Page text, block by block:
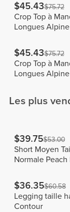
$45.43$75.72
Crop Top à
Longues Alpine
$45.43$75.72
Crop Top à
Longues Alpine
Les plus
$39.75$53.00
Short Moyen
Normale
$36.35$60.58
Legging taille
Contour